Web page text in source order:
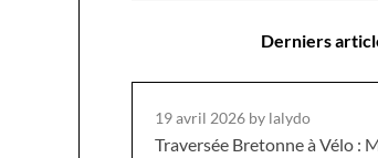
Derniers
19 avril 2026 by lalydo
Traversée Bretonne à Vélo :